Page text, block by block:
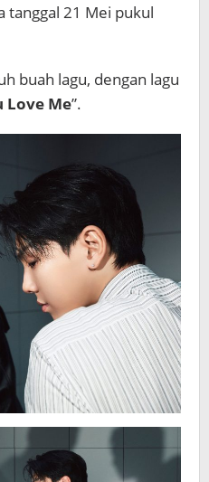
tanggal 21 Mei pukul
buah lagu, dengan lagu
Love Me”.